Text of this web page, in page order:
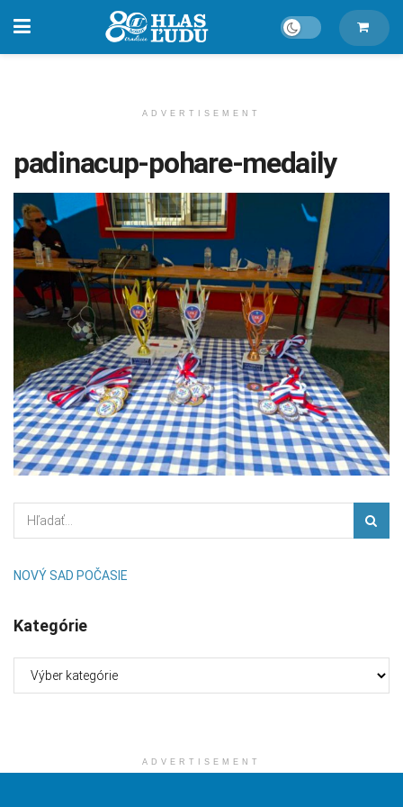
ADVERTISEMENT
padinacup-pohare-medaily
NOVÝ SAD POČASIE
Kategórie
ADVERTISEMENT